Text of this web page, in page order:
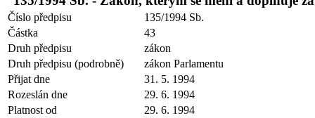
Číslo předpisu
135/1994 Sb.
Částka
43
Druh předpisu
zákon
Druh předpisu (podrobně)
zákon Parlamentu
Přijat dne
31. 5. 1994
Rozeslán dne
29. 6. 1994
Platnost od
29. 6. 1994